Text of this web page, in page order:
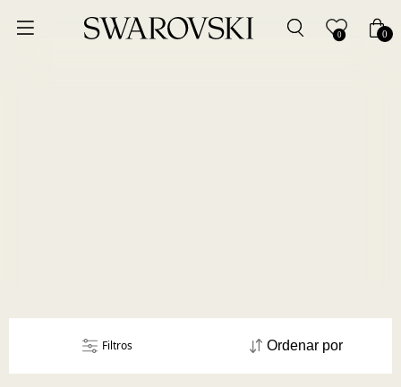
0 0
Ordenar por
Ordenar por
Fecha de lanzamiento
Filtros